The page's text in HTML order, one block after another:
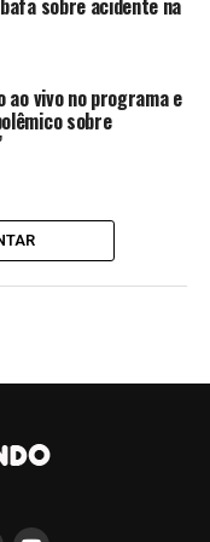
que
pra
cabeça
tem
sobre acidente na
vivo no programa e
sobre